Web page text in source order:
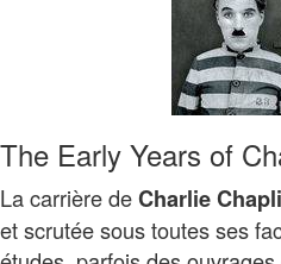
The Early Years of
La carrière deCharlie
et scrutée sous toutes ses